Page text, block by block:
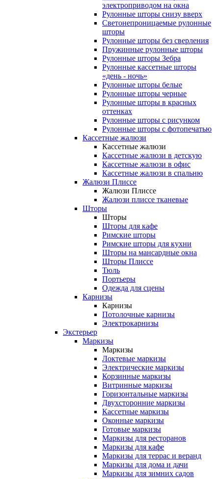
электроприводом на окна
Рулонные шторы снизу вверх
Светонепроницаемые рулонные
шторы
Рулонные шторы без сверления
Пружинные рулонные шторы
Рулонные шторы Зебра
Рулонные кассетные шторы
«день - ночь»
Рулонные шторы белые
Рулонные шторы черные
Рулонные шторы в красных
оттенках
Рулонные шторы с рисунком
Рулонные шторы с фотопечатью
Кассетные жалюзи
Кассетные жалюзи
Кассетные жалюзи в детскую
Кассетные жалюзи в офис
Кассетные жалюзи в спальню
Жалюзи Плиссе
Жалюзи Плиссе
Жалюзи плиссе тканевые
Шторы
Шторы
Шторы для кафе
Римские шторы
Римские шторы для кухни
Шторы на мансардные окна
Шторы Плиссе
Тюль
Портьеры
Одежда для сцены
Карнизы
Карнизы
Потолочные карнизы
Электрокарнизы
Экстерьер
Маркизы
Маркизы
Локтевые маркизы
Электрические маркизы
Корзинные маркизы
Витринные маркизы
Горизонтальные маркизы
Двухсторонние маркизы
Кассетные маркизы
Оконные маркизы
Готовые маркизы
Маркизы для ресторанов
Маркизы для кафе
Маркизы для террас и веранд
Маркизы для дома и дачи
Маркизы для зимних садов